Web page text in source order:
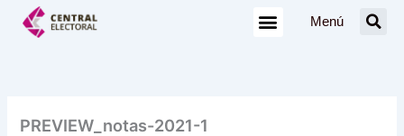
Menú
PREVIEW_notas-2021-1